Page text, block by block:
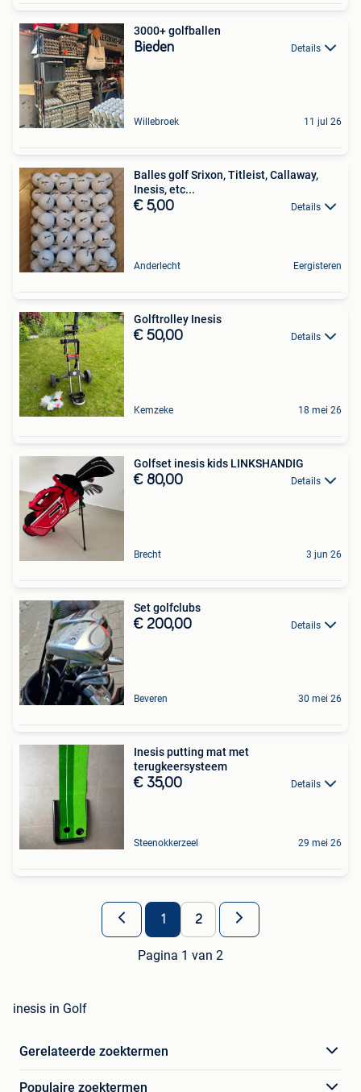
3000+ golfballen
Bieden Details
Willebroek 11 jul 26
Balles golf Srixon, Titleist, Callaway,
Inesis, etc...
€ 5,00 Details
Anderlecht Eergisteren
Golftrolley Inesis
€ 50,00 Details
Kemzeke 18 mei 26
Golfset inesis kids LINKSHANDIG
€ 80,00 Details
Brecht 3 jun 26
Set golfclubs
€ 200,00 Details
Beveren 30 mei 26
Inesis putting mat met
terugkeersysteem
€ 35,00 Details
Steenokkerzeel 29 mei 26
1 2
Pagina 1 van 2
inesis in Golf
Gerelateerde zoektermen
Populaire zoektermen